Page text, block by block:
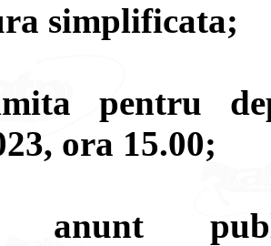
simplificata;
pentru
ora 15.00;
anunt